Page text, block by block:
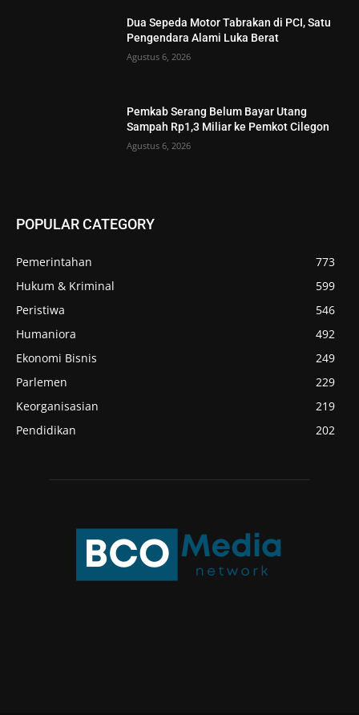
Dua Sepeda Motor Tabrakan di PCI, Satu
Pengendara Alami Luka Berat
Agustus 6, 2026
Pemkab Serang Belum Bayar Utang
Sampah Rp1,3 Miliar ke Pemkot Cilegon
Agustus 6, 2026
POPULAR CATEGORY
Pemerintahan
773
Hukum & Kriminal
599
Peristiwa
546
Humaniora
492
Ekonomi Bisnis
249
Parlemen
229
Keorganisasian
219
Pendidikan
202